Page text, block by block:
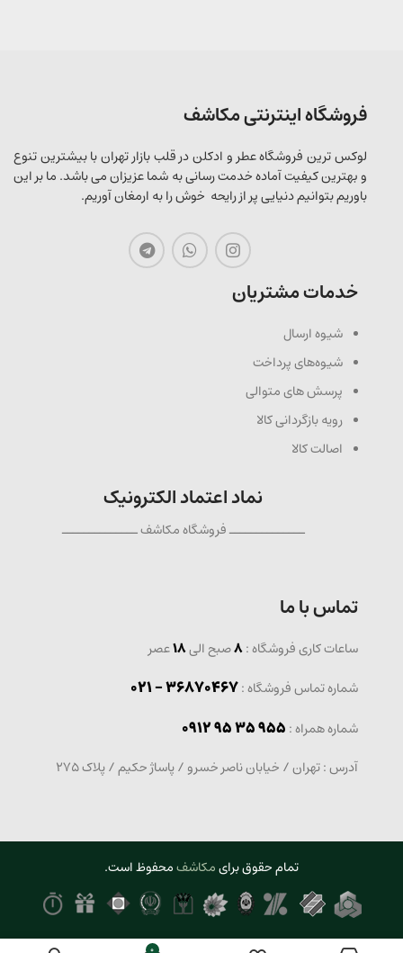
فروشگاه اینترنتی مکاشف
لوکس ترین فروشگاه عطر و ادکلن در قلب بازار تهران با بیشترین تنوع
و بهترین کیفیت آماده خدمت رسانی به شما عزیزان می باشد. ما بر این
باوریم بتوانیم دنیایی پر از رایحه خوش را به ارمغان آوریم.
خدمات مشتریان
شیوه ارسال
شیوه‌های پرداخت
پرسش های متوالی
رویه بازگردانی کالا
اصالت کالا
نماد اعتماد الکترونیک
ــــــــــــــ فروشگاه مکاشف ــــــــــــــ
تماس با ما
ساعات کاری فروشگاه :8صبح الی18عصر
شماره تماس فروشگاه :36870467 - 021
0912 95 35 955 : شماره همراه
آدرس : تهران / خیابان ناصر خسرو / پاساژ حکیم / پلاک 275
تمام حقوق برایمکاشفمحفوظ است.
0